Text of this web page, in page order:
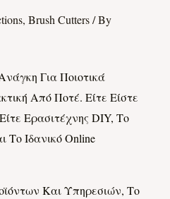
Brush Cutters/ By
Για Ποιοτικά
Από Ποτέ. Είτε Είστε
Ερασιτέχνης DIY, Το
Το Ιδανικό Online
Και Υπηρεσιών, Το